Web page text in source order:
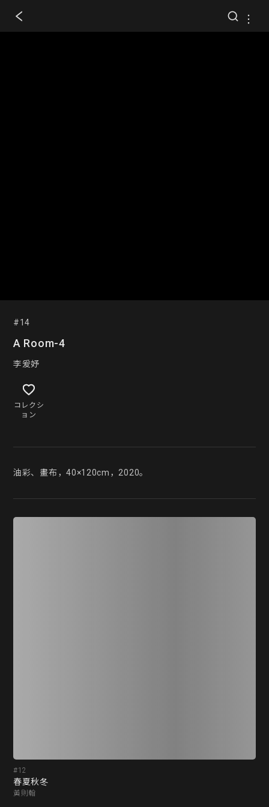
#14
A Room-4
李爰妤
コレクシ
ョン
油彩、畫布，40×120cm，2020。
#12
春夏秋冬
黃則翰